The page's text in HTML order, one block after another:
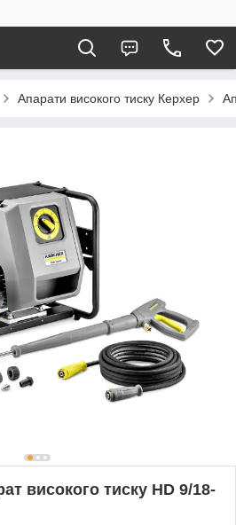
Апарати високого тиску Керхер
високого тиску HD 9/18-